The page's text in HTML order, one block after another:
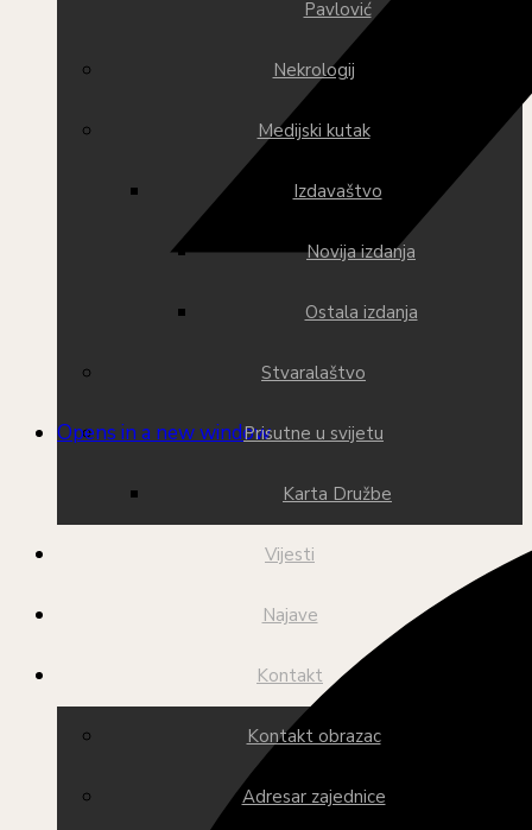
Pavlović
Nekrologij
Medijski kutak
Izdavaštvo
Novija izdanja
Ostala izdanja
Stvaralaštvo
Prisutne u svijetu
Karta Družbe
Vijesti
Najave
Kontakt
Kontakt obrazac
Adresar zajednice
Opens in a new window